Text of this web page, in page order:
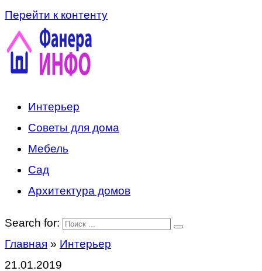
Перейти к контенту
Интерьер
Советы для дома
Мебель
Сад
Архитектура домов
Search for:
Главная » Интерьер
21.01.2019